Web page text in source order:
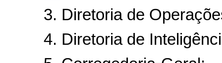
3. Diretoria de
4. Diretoria de